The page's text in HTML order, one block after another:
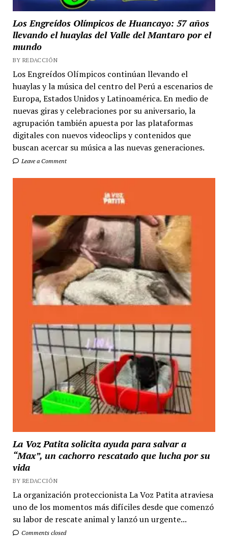
Los Engreídos Olímpicos de Huancayo: 57 años
llevando el huaylas del Valle del Mantaro por el
mundo
BY REDACCIÓN
Los Engreídos Olímpicos continúan llevando el
huaylas y la música del centro del Perú a escenarios de
Europa, Estados Unidos y Latinoamérica. En medio de
nuevas giras y celebraciones por su aniversario, la
agrupación también apuesta por las plataformas
digitales con nuevos videoclips y contenidos que
buscan acercar su música a las nuevas generaciones.
Leave a Comment
La Voz Patita solicita ayuda para salvar a
“Max”, un cachorro rescatado que lucha por su
vida
BY REDACCIÓN
La organización proteccionista La Voz Patita atraviesa
uno de los momentos más difíciles desde que comenzó
su labor de rescate animal y lanzó un urgente...
Comments closed